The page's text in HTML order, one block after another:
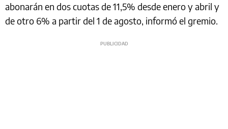
abonarán en dos cuotas de 11,5% desde enero y abril y
de otro 6% a partir del 1 de agosto, informó el gremio.